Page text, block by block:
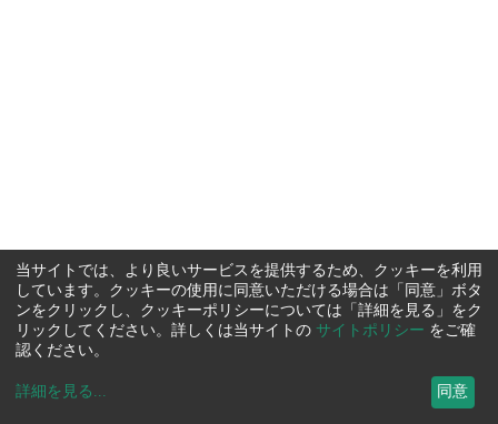
当サイトでは、より良いサービスを提供するため、クッキーを利用
しています。クッキーの使用に同意いただける場合は「同意」ボタ
ンをクリックし、クッキーポリシーについては「詳細を見る」をク
リックしてください。詳しくは当サイトの サイトポリシー をご確
認ください。
詳細を見る ... 同意